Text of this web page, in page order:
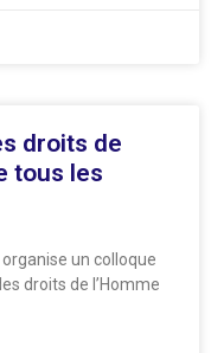
droits de
tous les
un colloque
droits de l’Homme